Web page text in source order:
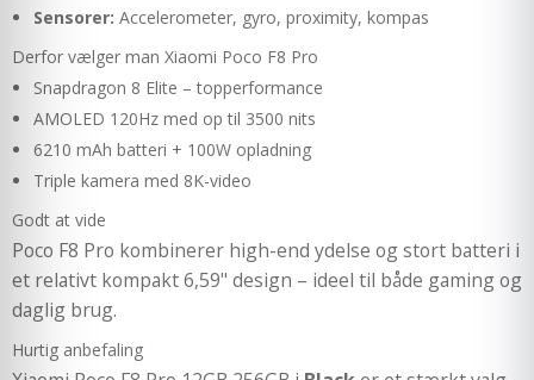
Sensorer: Accelerometer, gyro, proximity, kompas
Derfor vælger man Xiaomi Poco F8 Pro
Snapdragon 8 Elite – topperformance
AMOLED 120Hz med op til 3500 nits
6210 mAh batteri + 100W opladning
Triple kamera med 8K-video
Godt at vide
Poco F8 Pro kombinerer high-end ydelse og stort batteri i
et relativt kompakt 6,59" design – ideel til både gaming og
daglig brug.
Hurtig anbefaling